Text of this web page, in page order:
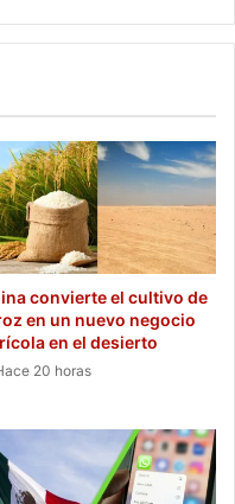
convierte el cultivo de
en un nuevo negocio
en el desierto
20 horas